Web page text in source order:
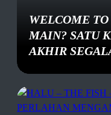
WELCOME
MAIN? SATU
AKHIR